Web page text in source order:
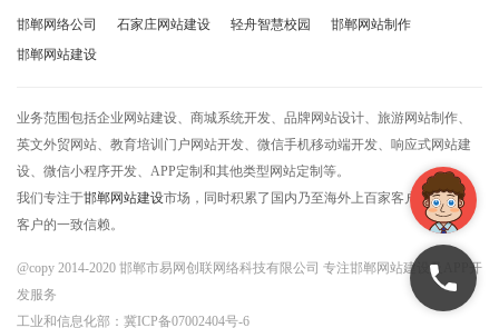
邯郸网络公司 石家庄网站建设 轻舟智慧校园
邯郸网站制作
邯郸网站建设
业务范围包括企业网站建设、商城系统开发、品牌网站设计、旅游网站制作、
英文外贸网站、教育培训门户网站开发、微信手机移动端开发、响应式网站建
设、微信小程序开发、APP定制和其他类型网站定制等。
我们专注于邯郸网站建设市场，同时积累了国内乃至海外上百家客户，获得了
客户的一致信赖。
@copy 2014-2020 邯郸市易网创联网络科技有限公司 专注邯郸网站建设及APP开
发服务
工业和信息化部： 冀ICP备07002404号-6